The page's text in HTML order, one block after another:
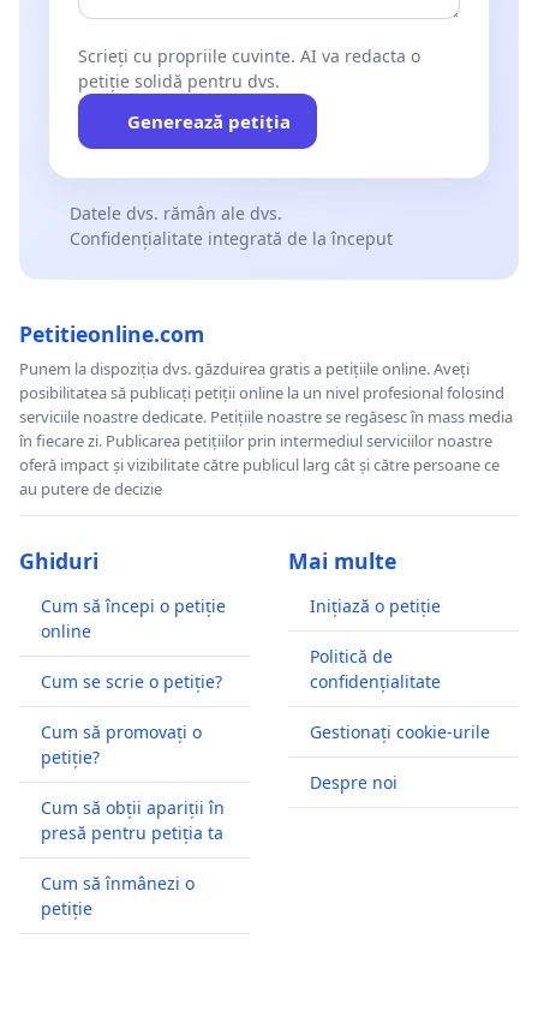
Scrieți cu propriile cuvinte. AI va redacta o
petiție solidă pentru dvs.
Generează petiția
Datele dvs. rămân ale dvs.
Confidențialitate integrată de la început
Petitieonline.com
Punem la dispoziția dvs. găzduirea gratis a petițiile online. Aveți
posibilitatea să publicați petiții online la un nivel profesional folosind
serviciile noastre dedicate. Petițiile noastre se regăsesc în mass media
în fiecare zi. Publicarea petițiilor prin intermediul serviciilor noastre
oferă impact și vizibilitate către publicul larg cât și către persoane ce
au putere de decizie
Ghiduri
Cum să începi o petiție
online
Cum se scrie o petiție?
Cum să promovați o
petiție?
Cum să obții apariții în
presă pentru petiția ta
Cum să înmânezi o
petiție
Mai multe
Inițiază o petiție
Politică de
confidențialitate
Gestionați cookie-urile
Despre noi